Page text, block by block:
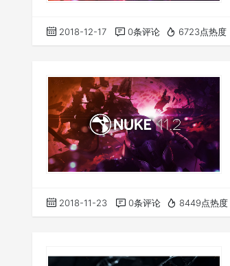
2018-12-17 0条评论 6723点热度
2018-11-23 0条评论 8449点热度